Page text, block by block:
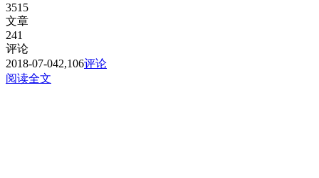
3515
文章
241
评论
2018-07-042,106评论
阅读全文